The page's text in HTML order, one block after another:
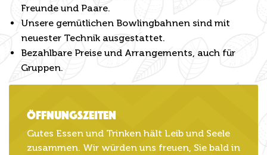
Freunde und Paare.
Unsere gemütlichen Bowlingbahnen sind mit
neuester Technik ausgestattet.
Bezahlbare Preise und Arrangements, auch für
Gruppen.
Öffnungszeiten
Gutes Essen und Trinken hält Leib und Seele
zusammen. Wir würden uns freuen, Sie bald in